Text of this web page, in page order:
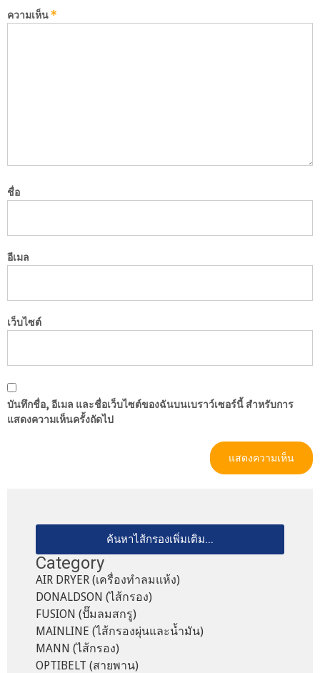
ความเห็น*
ชื่อ
อีเมล
เว็บไซต์
บันทึกชื่อ, อีเมล และชื่อเว็บไซต์ของฉันบนเบราว์เซอร์นี้ สำหรับการ
แสดงความเห็นครั้งถัดไป
ค้นหาไส้กรองเพิ่มเติม...
Category
AIR DRYER (เครื่องทำลมแห้ง)
DONALDSON (ไส้กรอง)
FUSION (ปั๊มลมสกรู)
MAINLINE (ไส้กรองผุ่นและน้ำมัน)
MANN (ไส้กรอง)
OPTIBELT (สายพาน)